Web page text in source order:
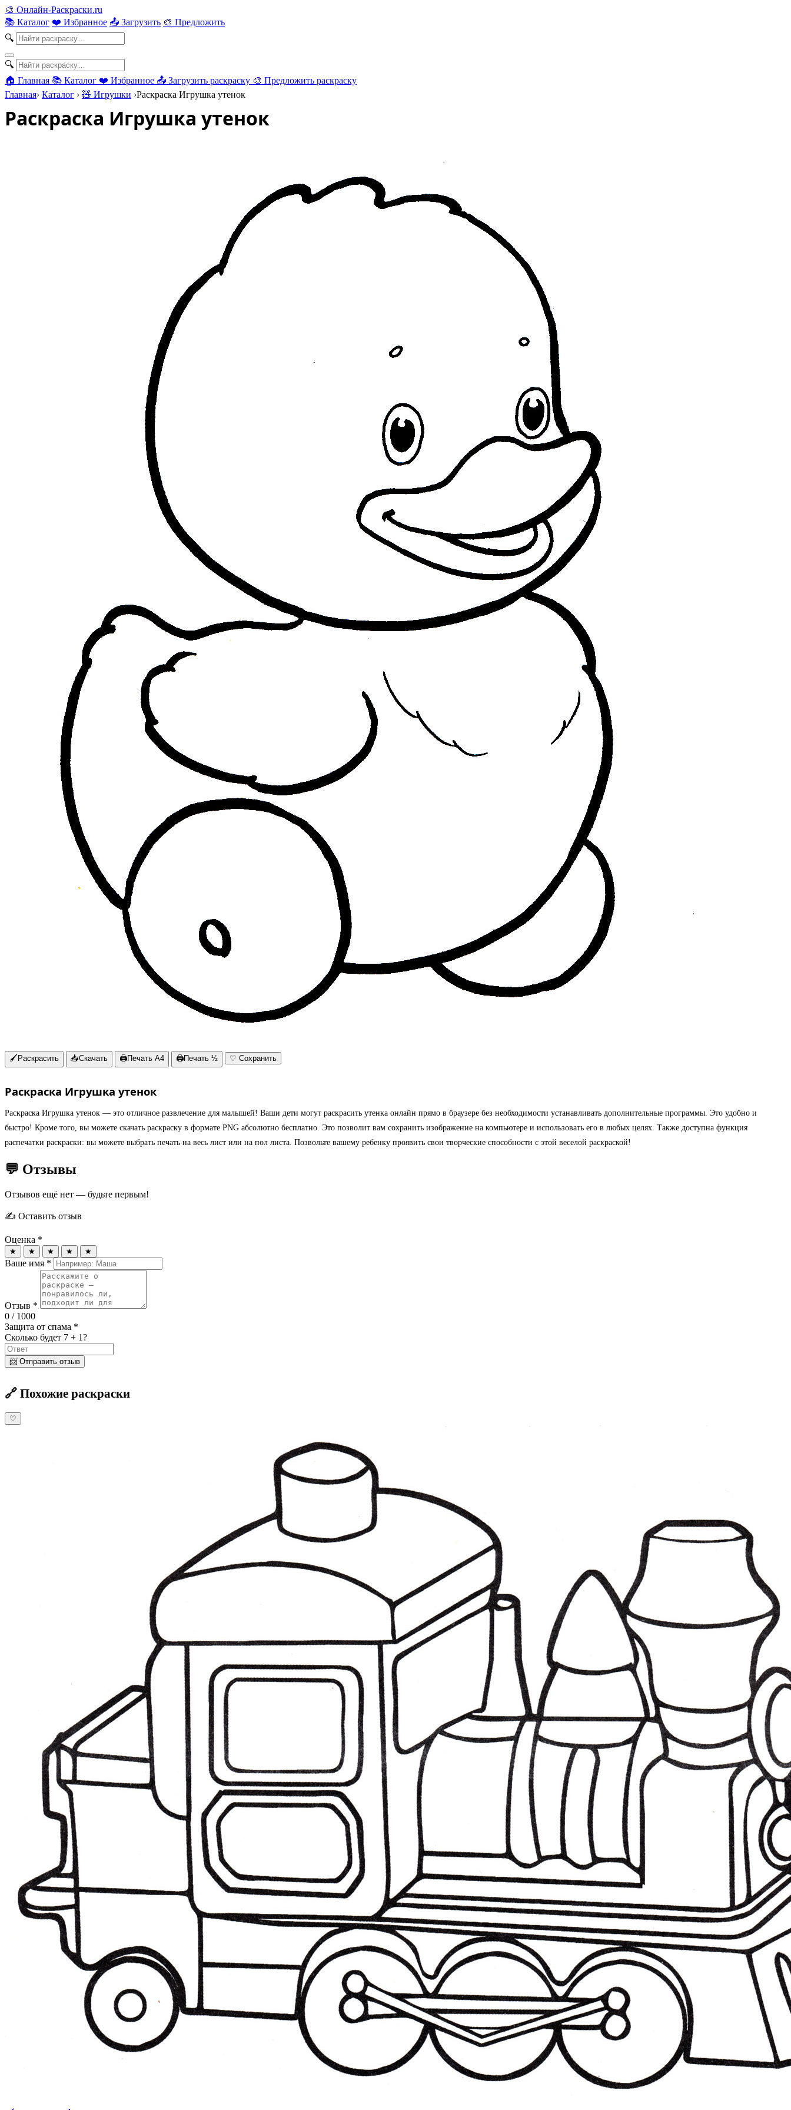
🎨 Онлайн-Раскраски.ru
📚 Каталог ❤️ Избранное 📤 Загрузить 🎨 Предложить
🔍
🔍
🏠 Главная 📚 Каталог ❤️ Избранное 📤 Загрузить раскраску 🎨 Предложить раскраску
Главная› Каталог › 🧸 Игрушки ›Раскраска Игрушка утенок
Раскраска Игрушка утенок
🖌 Раскрасить 📥Скачать 🖨Печать A4 🖨Печать ½ ♡ Сохранить
Раскраска Игрушка утенок
Раскраска Игрушка утенок — это отличное развлечение для малышей! Ваши дети могут раскрасить утенка онлайн прямо в браузере без необходимости устанавливать дополнительные программы. Это удобно и
быстро! Кроме того, вы можете скачать раскраску в формате PNG абсолютно бесплатно. Это позволит вам сохранить изображение на компьютере и использовать его в любых целях. Также доступна функция
распечатки раскраски: вы можете выбрать печать на весь лист или на пол листа. Позвольте вашему ребенку проявить свои творческие способности с этой веселой раскраской!
💬 Отзывы
Отзывов ещё нет — будьте первым!
✍️ Оставить отзыв
Оценка *
★ ★ ★ ★ ★
Ваше имя *
Отзыв *
0 / 1000
Защита от спама *
Сколько будет 7 + 1?
📨 Отправить отзыв
🔗 Похожие раскраски
♡